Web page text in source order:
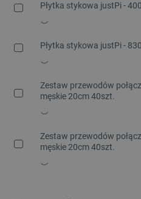
Płytka stykowa justPi -
Płytka stykowa justPi -
Zestaw przewodów
męskie 20cm 40szt.
Zestaw przewodów
męskie 20cm 40szt.